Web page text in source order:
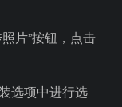
片”按钮，点击
选项中进行选